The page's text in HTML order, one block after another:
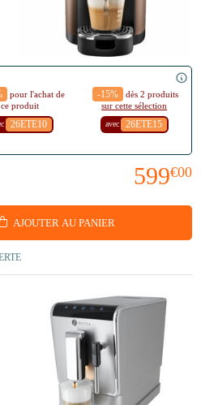
pour l'achat de
ce produit
26ETE10
-15%
dès 2 produits
sur cette sélection
avec 26ETE15
599€00
AJOUTER AU PANIER